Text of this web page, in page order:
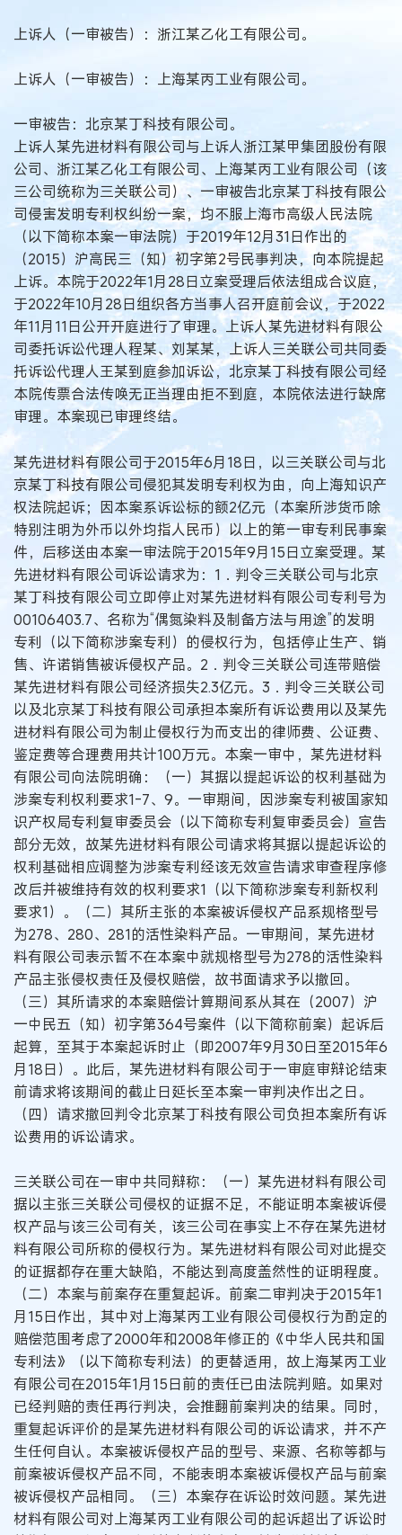
上诉人（一审被告）：浙江某乙化工有限公司。
上诉人（一审被告）：上海某丙工业有限公司。
一审被告：北京某丁科技有限公司。
上诉人某先进材料有限公司与上诉人浙江某甲集团股份有限
公司、浙江某乙化工有限公司、上海某丙工业有限公司（该
三公司统称为三关联公司）、一审被告北京某丁科技有限公
司侵害发明专利权纠纷一案，均不服上海市高级人民法院
（以下简称本案一审法院）于2019年12月31日作出的
（2015）沪高民三（知）初字第2号民事判决，向本院提起
上诉。本院于2022年1月28日立案受理后依法组成合议庭，
于2022年10月28日组织各方当事人召开庭前会议，于2022
年11月11日公开开庭进行了审理。上诉人某先进材料有限公
司委托诉讼代理人程某、刘某某，上诉人三关联公司共同委
托诉讼代理人王某到庭参加诉讼，北京某丁科技有限公司经
本院传票合法传唤无正当理由拒不到庭，本院依法进行缺席
审理。本案现已审理终结。
某先进材料有限公司于2015年6月18日，以三关联公司与北
京某丁科技有限公司侵犯其发明专利权为由，向上海知识产
权法院起诉；因本案系诉讼标的额2亿元（本案所涉货币除
特别注明为外币以外均指人民币）以上的第一审专利民事案
件，后移送由本案一审法院于2015年9月15日立案受理。某
先进材料有限公司诉讼请求为：1．判令三关联公司与北京
某丁科技有限公司立即停止对某先进材料有限公司专利号为
00106403.7、名称为“偶氮染料及制备方法与用途”的发明
专利（以下简称涉案专利）的侵权行为，包括停止生产、销
售、许诺销售被诉侵权产品。2．判令三关联公司连带赔偿
某先进材料有限公司经济损失2.3亿元。3．判令三关联公司
以及北京某丁科技有限公司承担本案所有诉讼费用以及某先
进材料有限公司为制止侵权行为而支出的律师费、公证费、
鉴定费等合理费用共计100万元。本案一审中，某先进材料
有限公司向法院明确：（一）其据以提起诉讼的权利基础为
涉案专利权利要求1-7、9。一审期间，因涉案专利被国家知
识产权局专利复审委员会（以下简称专利复审委员会）宣告
部分无效，故某先进材料有限公司请求将其据以提起诉讼的
权利基础相应调整为涉案专利经该无效宣告请求审查程序修
改后并被维持有效的权利要求1（以下简称涉案专利新权利
要求1）。（二）其所主张的本案被诉侵权产品系规格型号
为278、280、281的活性染料产品。一审期间，某先进材
料有限公司表示暂不在本案中就规格型号为278的活性染料
产品主张侵权责任及侵权赔偿，故书面请求予以撤回。
（三）其所请求的本案赔偿计算期间系从其在（2007）沪
一中民五（知）初字第364号案件（以下简称前案）起诉后
起算，至其于本案起诉时止（即2007年9月30日至2015年6
月18日）。此后，某先进材料有限公司于一审庭审辩论结束
前请求将该期间的截止日延长至本案一审判决作出之日。
（四）请求撤回判令北京某丁科技有限公司负担本案所有诉
讼费用的诉讼请求。
三关联公司在一审中共同辩称：（一）某先进材料有限公司
据以主张三关联公司侵权的证据不足，不能证明本案被诉侵
权产品与该三公司有关，该三公司在事实上不存在某先进材
料有限公司所称的侵权行为。某先进材料有限公司对此提交
的证据都存在重大缺陷，不能达到高度盖然性的证明程度。
（二）本案与前案存在重复起诉。前案二审判决于2015年1
月15日作出，其中对上海某丙工业有限公司侵权行为酌定的
赔偿范围考虑了2000年和2008年修正的《中华人民共和国
专利法》（以下简称专利法）的更替适用，故上海某丙工业
有限公司在2015年1月15日前的责任已由法院判赔。如果对
已经判赔的责任再行判决，会推翻前案判决的结果。同时，
重复起诉评价的是某先进材料有限公司的诉讼请求，并不产
生任何自认。本案被诉侵权产品的型号、来源、名称等都与
前案被诉侵权产品不同，不能表明本案被诉侵权产品与前案
被诉侵权产品相同。（三）本案存在诉讼时效问题。某先进
材料有限公司对上海某丙工业有限公司的起诉超出了诉讼时